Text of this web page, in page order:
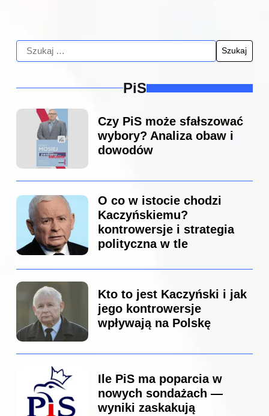
PiS
Czy PiS może sfałszować
wybory? Analiza obaw i
dowodów
O co w istocie chodzi
Kaczyńskiemu?
kontrowersje i strategia
polityczna w tle
Kto to jest Kaczyński i jak
jego kontrowersje
wpływają na Polskę
Ile PiS ma poparcia w
nowych sondażach —
wyniki zaskakują